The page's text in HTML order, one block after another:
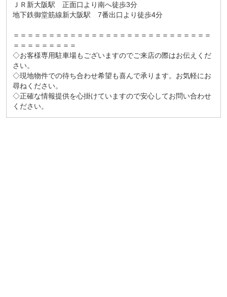
ＪＲ新大阪駅 正面口より南へ徒歩3分
地下鉄御堂筋線新大阪駅 7番出口より徒歩4分
＝＝＝＝＝＝＝＝＝＝＝＝＝＝＝＝＝＝＝＝＝＝＝＝＝＝＝＝
＝＝＝＝＝＝＝＝＝
◇お客様専用駐車場もございますのでご来店の際はお伝えくだ
さい。
◇現地物件での待ち合わせ希望も喜んで承ります。お気軽にお
尋ねください。
◇正確な情報提供を心掛けていますので安心してお問い合わせ
ください。